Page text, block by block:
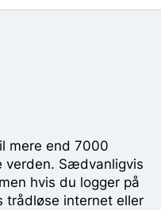
mere end 7000
verden. Sædvanligvis
hvis du logger på
trådløse internet eller